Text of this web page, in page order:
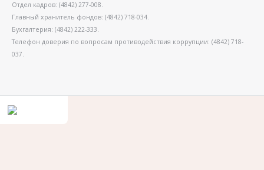
Отдел кадров: (4842) 277-008.
Главный хранитель фондов: (4842) 718-034.
Бухгалтерия: (4842) 222-333.
Телефон доверия по вопросам противодействия коррупции: (4842) 718-
037.